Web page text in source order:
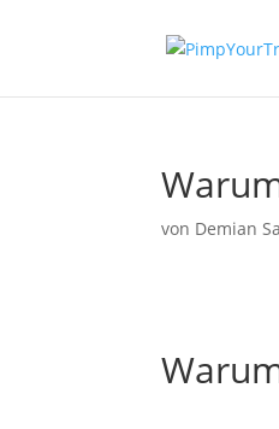
von Demian